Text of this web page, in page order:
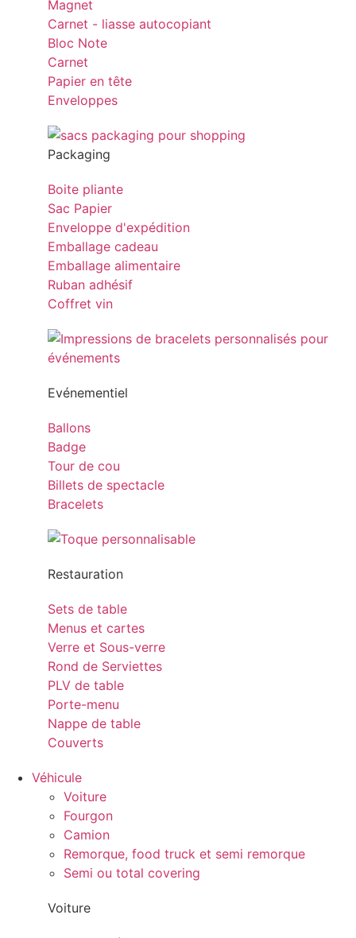
Magnet
Carnet - liasse autocopiant
Bloc Note
Carnet
Papier en tête
Enveloppes
Packaging
Boite pliante
Sac Papier
Enveloppe d'expédition
Emballage cadeau
Emballage alimentaire
Ruban adhésif
Coffret vin
Evénementiel
Ballons
Badge
Tour de cou
Billets de spectacle
Bracelets
Restauration
Sets de table
Menus et cartes
Verre et Sous-verre
Rond de Serviettes
PLV de table
Porte-menu
Nappe de table
Couverts
Véhicule
Voiture
Fourgon
Camion
Remorque, food truck et semi remorque
Semi ou total covering
Voiture